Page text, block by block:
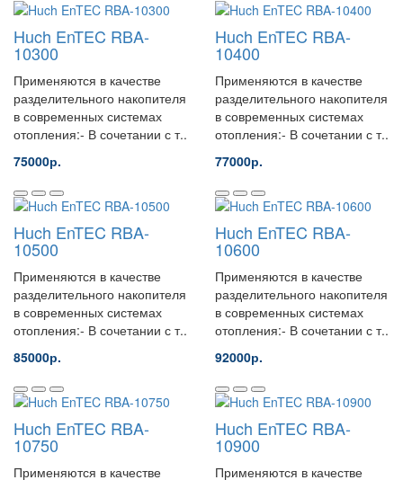
Huch EnTEC RBA-
10300
Применяются в качестве
разделительного накопителя
в современных системах
отопления:- В сочетании с т..
75000р.
Huch EnTEC RBA-
10400
Применяются в качестве
разделительного накопителя
в современных системах
отопления:- В сочетании с т..
77000р.
Huch EnTEC RBA-
10500
Применяются в качестве
разделительного накопителя
в современных системах
отопления:- В сочетании с т..
85000р.
Huch EnTEC RBA-
10600
Применяются в качестве
разделительного накопителя
в современных системах
отопления:- В сочетании с т..
92000р.
Huch EnTEC RBA-
10750
Применяются в качестве
Huch EnTEC RBA-
10900
Применяются в качестве